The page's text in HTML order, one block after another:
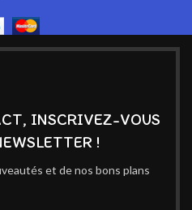
INSCRIVEZ-VOUS
!
et de nos bons plans